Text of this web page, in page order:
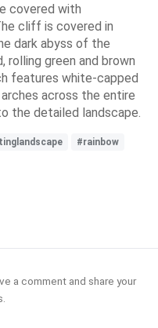
covered with
cliff is covered in
dark abyss of the
rolling green and brown
features white-capped
across the entire
the detailed landscape.
#rainbow
a comment and share your